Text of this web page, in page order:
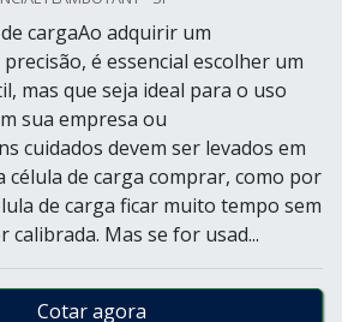
cargaAo adquirir um
é essencial escolher um
mas que seja ideal para o uso
sua empresa ou
cuidados devem ser levados em
célula de carga comprar, como por
de carga ficar muito tempo sem
calibrada. Mas se for usad...
Cotar agora